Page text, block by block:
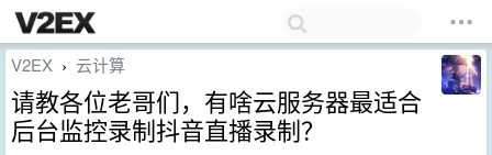
V2EX › 云计算
请教各位老哥们，有啥云服务器最适合
后台监控录制抖音直播录制？